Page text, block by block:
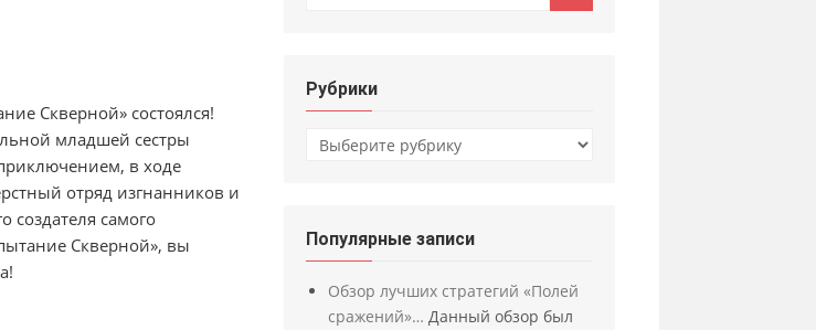
Скверной» состоялся!
младшей сестры
в ходе
отряд изгнанников и
самого
Скверной», вы
Рубрики
Рубрики
Популярные записи
Обзор лучших стратегий «Полей
сражений»… Данный обзор был